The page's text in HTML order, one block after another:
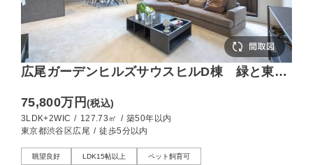
広尾ガーデンヒルズサウスヒルD棟 緑と東京
75,800万円(税込)
3LDK+2WIC / 127.73㎡ / 築50年以内
東京都渋谷区広尾 / 徒歩5分以内
眺望良好 LDK15帖以上 ペット飼育可